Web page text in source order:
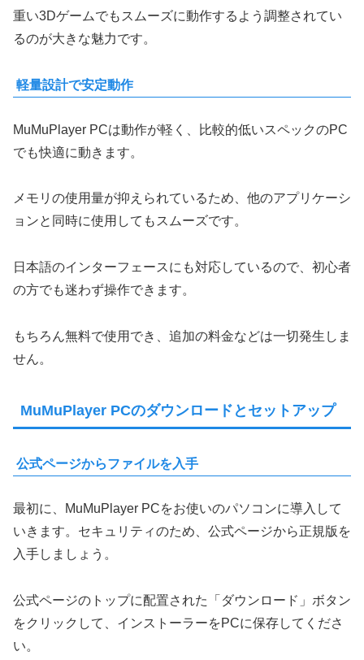
重い3Dゲームでもスムーズに動作するよう調整されてい
るのが大きな魅力です。
軽量設計で安定動作
MuMuPlayer PCは動作が軽く、比較的低いスペックのPC
でも快適に動きます。
メモリの使用量が抑えられているため、他のアプリケーシ
ョンと同時に使用してもスムーズです。
日本語のインターフェースにも対応しているので、初心者
の方でも迷わず操作できます。
もちろん無料で使用でき、追加の料金などは一切発生しま
せん。
MuMuPlayer PCのダウンロードとセットアップ
公式ページからファイルを入手
最初に、MuMuPlayer PCをお使いのパソコンに導入して
いきます。セキュリティのため、公式ページから正規版を
入手しましょう。
公式ページのトップに配置された「ダウンロード」ボタン
をクリックして、インストーラーをPCに保存してくださ
い。